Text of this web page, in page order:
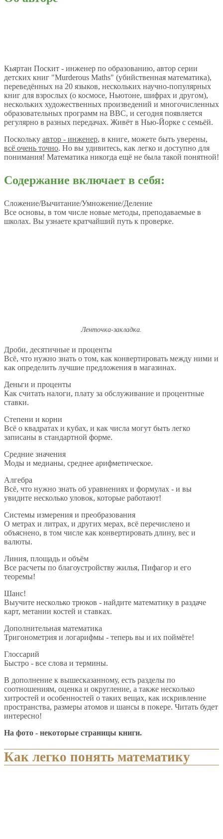
Кьяртан Поскит - инженер по образованию, автор серии
детских книг "Murderous Maths" (убийственная математика),
переведённых на 20 языков, нескольких научно-популярных
книг для взрослых (о космосе, Ньютоне, шифрах и другом),
нескольких художественных произведений и многочисленных
образовательных программ на BBC, и сегодня появляется
регулярно в разных передачах. Живёт в Нью-Йорке с семьёй.
Поскольку автор - инженер, в книге, можете быть уверены,
всё очень точно. Но вы удивитесь, как легко и доступно для
понимания! Математика никогда ещё не была такой понятной!
Содержание включает в себя:
Сложение/Вычитание/Умножение/Деление
Все основы, в том числе новые методы, преподаваемые в
школах. Вы узнаете кратчайший путь к проверке.
Ленточка-закладка.
Дроби, десятичные и проценты
Всё, что нужно знать о том, как конвертировать между ними и
как определить лучшие предложения в магазинах.
Деньги и проценты
Как считать налоги, плату за обслуживание и процентные
ставки.
Степени и корни
Всё о квадратах и кубах, и как числа могут быть легко
записаны в стандартной форме.
Средние значения
Моды и медианы, среднее арифметическое.
Алгебра
Всё, что нужно знать об уравнениях и формулах - и вы
увидите несколько уловок, которые работают!
Системы измерения и преобразования
О метрах и литрах, и других мерах, всё перечислено и
объяснено, в том числе как конвертировать длину, вес и
валюты.
Линия, площадь и объём
Все расчеты по благоустройству жилья, Пифагор и его
теоремы!
Шанс!
Выучите несколько трюков - найдите математику в раздаче
карт, метании костей и ставках.
Дополнительная математика
Тригонометрия и логарифмы - теперь вы и их поймёте!
Глоссарий
Быстро - все слова и термины.
В дополнение к вышесказанному, есть разделы по
соотношениям, оценка и округление, а также несколько
хитростей и особенностей о таких вещах, как искривление
пространства, размеры атомов и шансы в покере. Читать будет
интересно!
На фото - некоторые страницы книги.
Как легко понять математику